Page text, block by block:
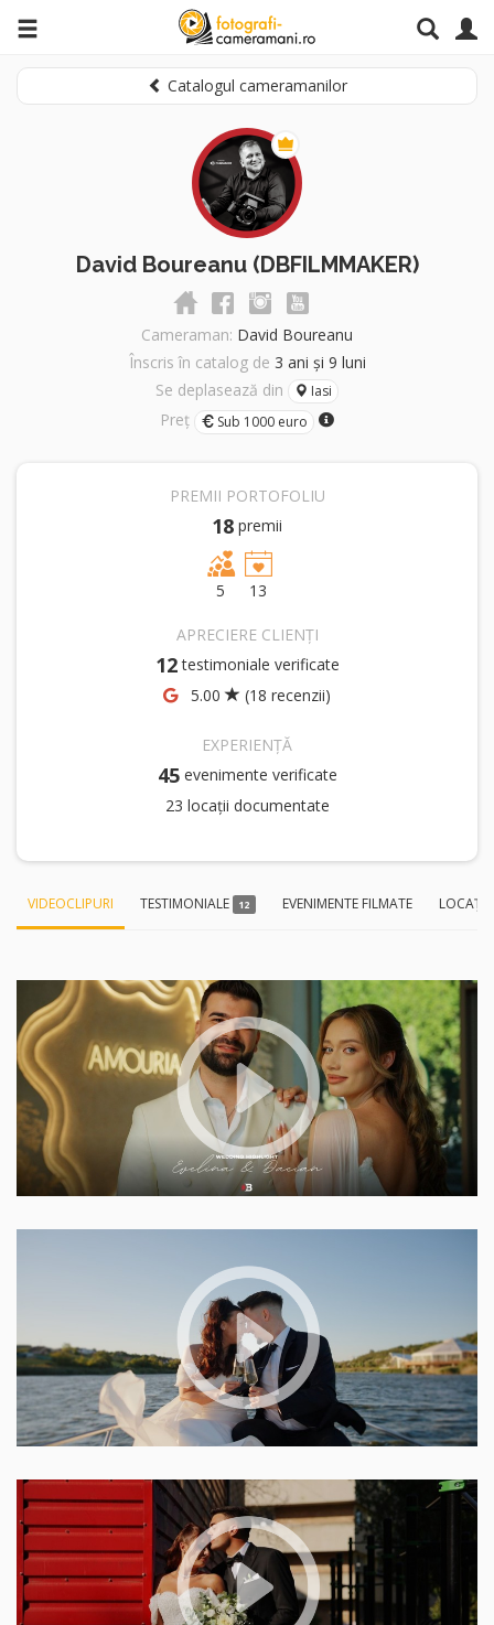
Catalogul cameramanilor
David Boureanu (DBFILMMAKER)
Cameraman: David Boureanu
Înscris în catalog de 3 ani și 9 luni
Se deplasează din
Iasi
Preț Sub 1000 euro
PREMII PORTOFOLIU
18 premii
5 13
APRECIERE CLIENȚI
12 testimoniale verificate
5.00
(18 recenzii)
EXPERIENȚĂ
45 evenimente verificate
23 locații documentate
VIDEOCLIPURI TESTIMONIALE 12 EVENIMENTE FILMATE LOCAȚII